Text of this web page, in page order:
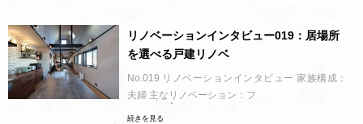
リノベーションインタビュー019：居場所
を選べる戸建リノベ
No.019 リノベーションインタビュー 家族構成：
夫婦 主なリノベーション：フ
続きを見る